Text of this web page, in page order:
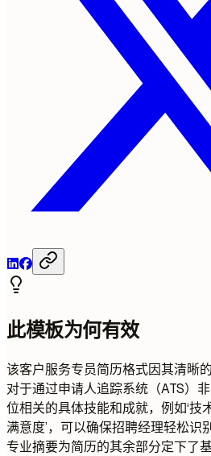
此模板为何有效
该客户服务专员简历格式因其清晰
对于通过申请人追踪系统（ATS）
位相关的具体技能和成就，例如‘技
满意度’，可以确保招聘经理轻松识
专业摘要为简历的其余部分定下了